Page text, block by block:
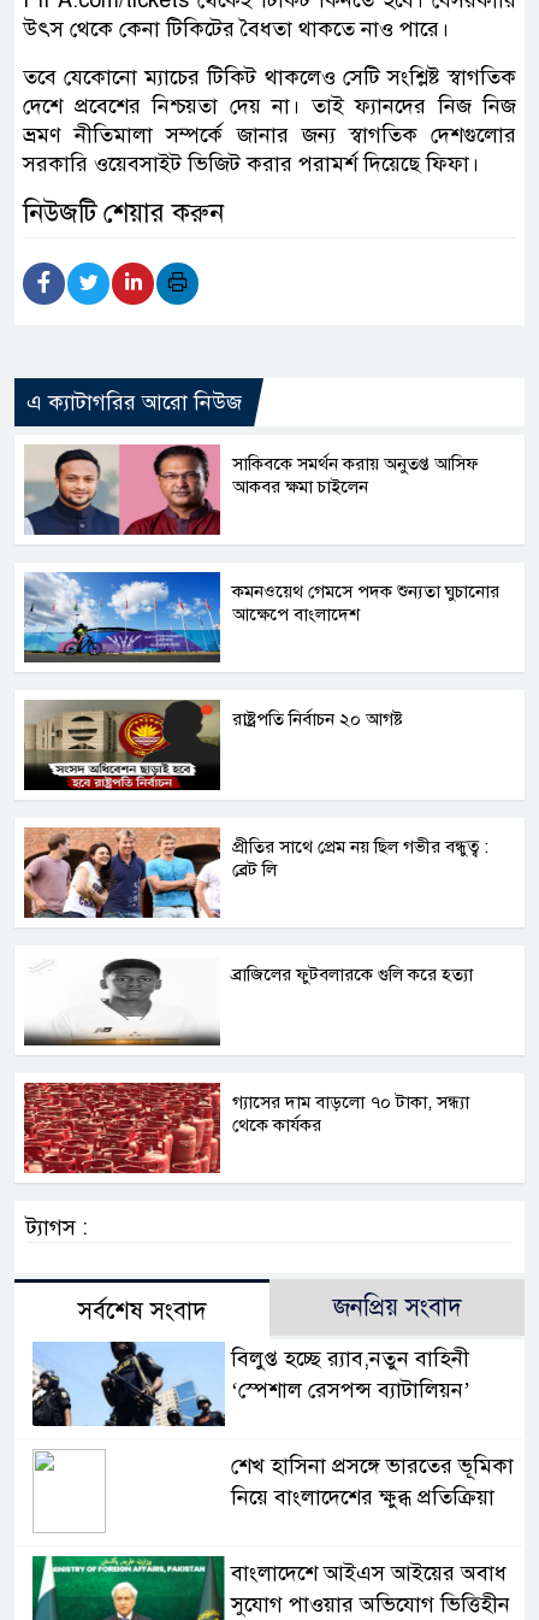
উৎস থেকে কেনা টিকিটের বৈধতা থাকতে নাও পারে।
তবে যেকোনো ম্যাচের টিকিট থাকলেও সেটি সংশ্লিষ্ট স্বাগতিক
দেশে প্রবেশের নিশ্চয়তা দেয় না। তাই ফ্যানদের নিজ নিজ
ভ্রমণ নীতিমালা সম্পর্কে জানার জন্য স্বাগতিক দেশগুলোর
সরকারি ওয়েবসাইট ভিজিট করার পরামর্শ দিয়েছে ফিফা।
নিউজটি শেয়ার করুন
এ ক্যাটাগরির আরো নিউজ
সাকিবকে সমর্থন করায় অনুতপ্ত আসিফ
আকবর ক্ষমা চাইলেন
কমনওয়েথ গেমসে পদক শুন্যতা ঘুচানোর
আক্ষেপে বাংলাদেশ
রাষ্ট্রপতি নির্বাচন ২০ আগষ্ট
প্রীতির সাথে প্রেম নয় ছিল গভীর বন্ধুত্ব :
ব্রেট লি
ব্রাজিলের ফুটবলারকে গুলি করে হত্যা
গ্যাসের দাম বাড়লো ৭০ টাকা, সন্ধ্যা
থেকে কার্যকর
ট্যাগস :
সর্বশেষ সংবাদ জনপ্রিয় সংবাদ
বিলুপ্ত হচ্ছে র‍্যাব,নতুন বাহিনী
‘স্পেশাল রেসপন্স ব্যাটালিয়ন’
শেখ হাসিনা প্রসঙ্গে ভারতের ভূমিকা
নিয়ে বাংলাদেশের ক্ষুব্ধ প্রতিক্রিয়া
বাংলাদেশে আইএস আইয়ের অবাধ
সুযোগ পাওয়ার অভিযোগ ভিত্তিহীন